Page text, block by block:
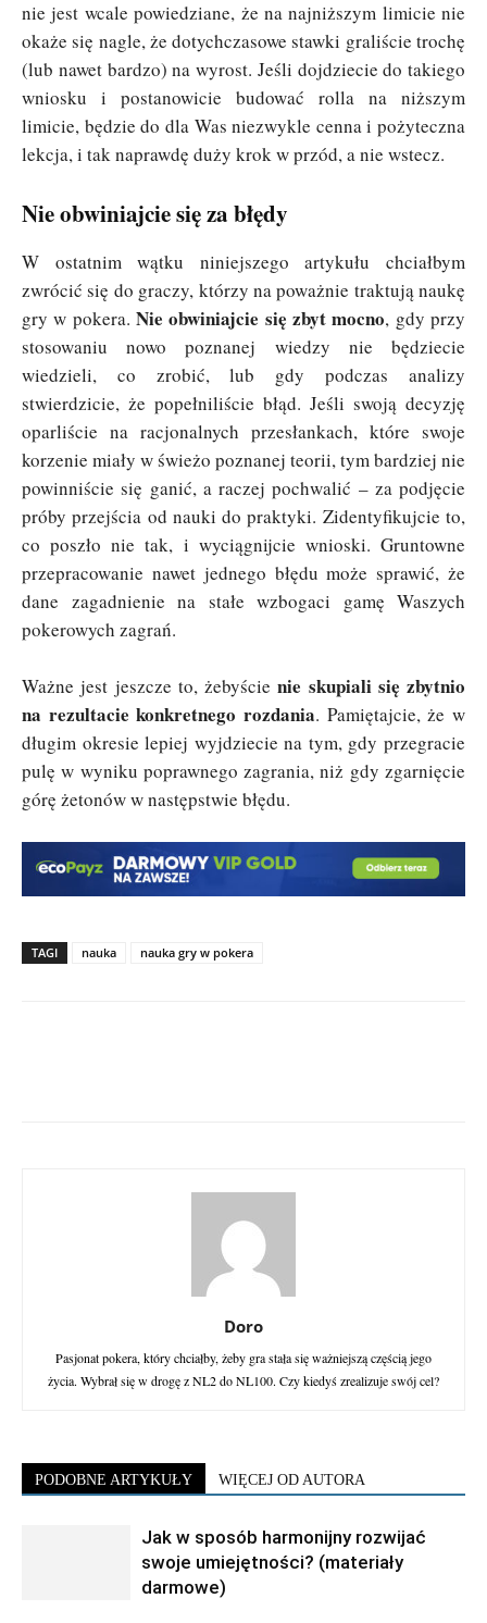
nie jest wcale powiedziane, że na najniższym limicie nie
okaże się nagle, że dotychczasowe stawki graliście trochę
(lub nawet bardzo) na wyrost. Jeśli dojdziecie do takiego
wniosku i postanowicie budować rolla na niższym
limicie, będzie do dla Was niezwykle cenna i pożyteczna
lekcja, i tak naprawdę duży krok w przód, a nie wstecz.
Nie obwiniajcie się za błędy
W ostatnim wątku niniejszego artykułu chciałbym
zwrócić się do graczy, którzy na poważnie traktują naukę
gry w pokera. Nie obwiniajcie się zbyt mocno, gdy przy
stosowaniu nowo poznanej wiedzy nie będziecie
wiedzieli, co zrobić, lub gdy podczas analizy
stwierdzicie, że popełniliście błąd. Jeśli swoją decyzję
oparliście na racjonalnych przesłankach, które swoje
korzenie miały w świeżo poznanej teorii, tym bardziej nie
powinniście się ganić, a raczej pochwalić – za podjęcie
próby przejścia od nauki do praktyki. Zidentyfikujcie to,
co poszło nie tak, i wyciągnijcie wnioski. Gruntowne
przepracowanie nawet jednego błędu może sprawić, że
dane zagadnienie na stałe wzbogaci gamę Waszych
pokerowych zagrań.
Ważne jest jeszcze to, żebyścienie skupiali się zbytnio
na rezultacie konkretnego rozdania. Pamiętajcie, że w
długim okresie lepiej wyjdziecie na tym, gdy przegracie
pulę w wyniku poprawnego zagrania, niż gdy zgarnięcie
górę żetonów w następstwie błędu.
TAGI nauka nauka gry w pokera
Doro
Pasjonat pokera, który chciałby, żeby gra stała się ważniejszą częścią jego
życia. Wybrał się w drogę z NL2 do NL100. Czy kiedyś zrealizuje swój cel?
PODOBNE ARTYKUŁY WIĘCEJ OD AUTORA
Jak w sposób harmonijny rozwijać
swoje umiejętności? (materiały
darmowe)